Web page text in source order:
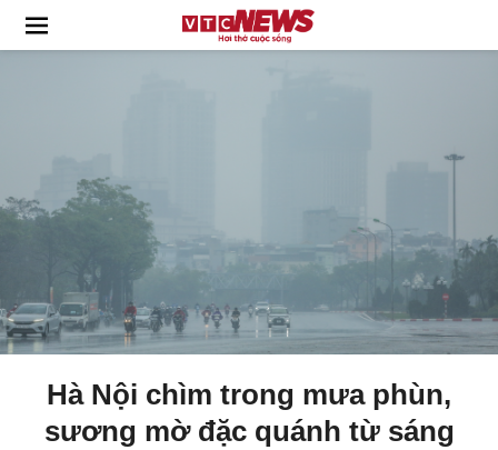
Hà Nội chìm trong mưa phùn,
sương mờ đặc quánh từ sáng